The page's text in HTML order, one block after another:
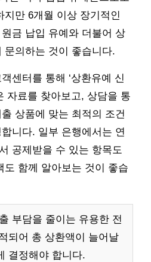
지만 6개월 이상 장기적인
금 납입 유예와 더불어 상
문의하는 것이 좋습니다.
센터를 통해 ‘상환유예 신
자료를 찾아보고, 상담을 통
상품에 맞는 최적의 조건
니다. 일부 은행에서는 연
공제받을 수 있는 항목도
도 함께 알아보는 것이 좋습
부담을 줄이는 유용한 전
되어 총 상환액이 늘어날
결정해야 합니다.